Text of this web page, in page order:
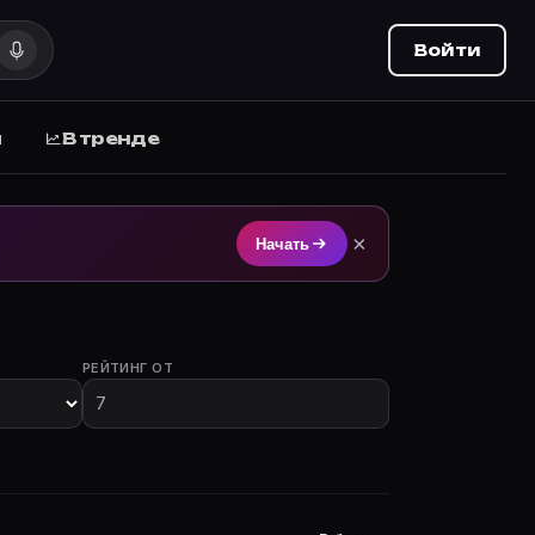
Movie Planner.
Войти
В тренде
Начать ×
РЕЙТИНГ ОТ